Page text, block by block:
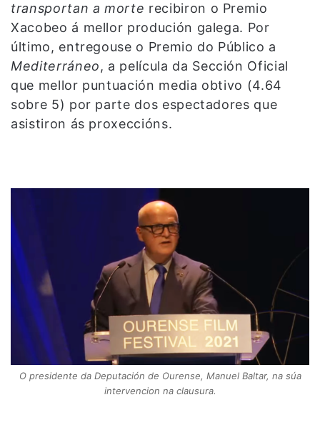
transportan a morte recibiron o Premio
Xacobeo á mellor produción galega. Por
último, entregouse o Premio do Público a
Mediterráneo, a película da Sección Oficial
que mellor puntuación media obtivo (4.64
sobre 5) por parte dos espectadores que
asistiron ás proxeccións.
O presidente da Deputación de Ourense, Manuel Baltar, na súa
intervencion na clausura.